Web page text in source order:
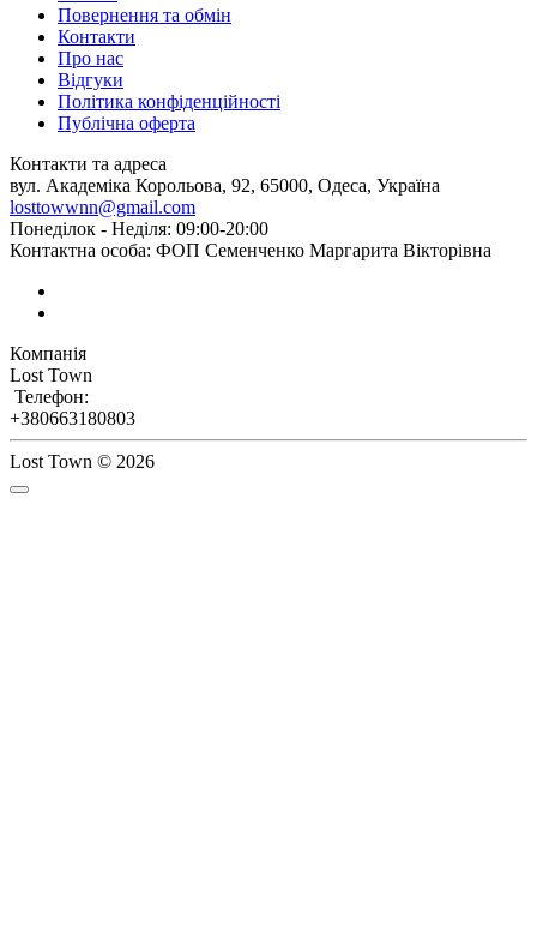
Повернення та обмін
Контакти
Про нас
Відгуки
Політика конфіденційності
Публічна оферта
Контакти та адреса
вул. Академіка Корольова, 92, 65000, Одеса, Україна
losttowwnn@gmail.com
Понеділок - Неділя: 09:00-20:00
Контактна особа: ФОП Семенченко Маргарита Вікторівна
Компанія
Lost Town
Телефон:
+380663180803
Lost Town © 2026